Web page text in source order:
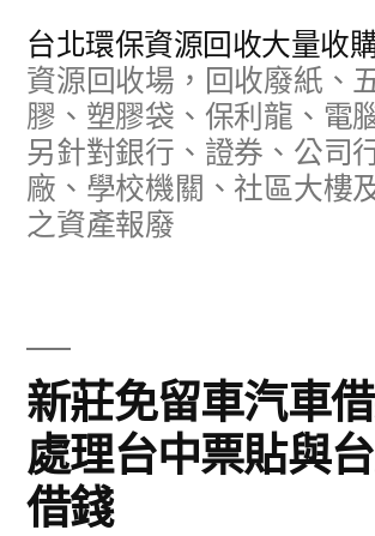
台北環保資源回收大量收
資源回收場，回收廢紙、
膠、塑膠袋、保利龍、電
另針對銀行、證券、公司
廠、學校機關、社區大樓
之資產報廢
新莊免留車汽車
處理台中票貼與
借錢